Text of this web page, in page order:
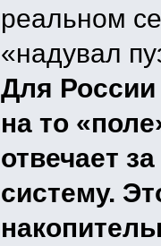
реальном
«надувал
Для России
на то
отвечает
систему.